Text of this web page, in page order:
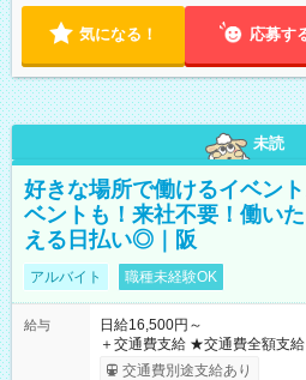
気になる！ 応募す
未読
好きな場所で働けるイベン
ベントも！来社不要！働い
える日払い◎｜阪
アルバイト 職種未経験OK
給与
日給16,500円～
＋交通費支給 ★交通費全額支給！ ★日払いOK！（規定あり） ┗
働いたその日に現金GET♪ お
交通費別途支給あり